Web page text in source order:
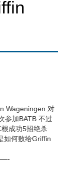
Wageningen 对
参加BATB 不过
成功5招绝杀
如何败给Griffin